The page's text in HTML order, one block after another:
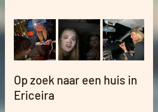
Op zoek naar een huis in
Ericeira